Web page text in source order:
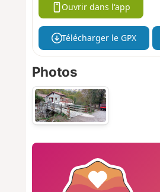
Ouvrir dans l'app
Télécharger le GPX
Photos